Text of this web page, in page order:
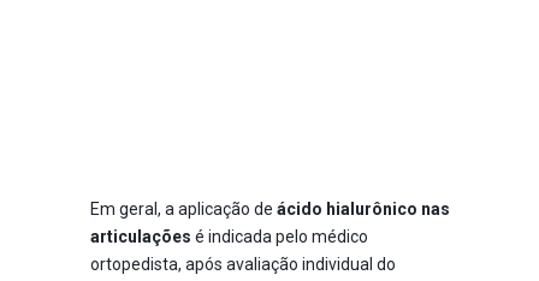
Em geral, a aplicação de ácido hialurônico nas
articulações é indicada pelo médico
ortopedista, após avaliação individual do